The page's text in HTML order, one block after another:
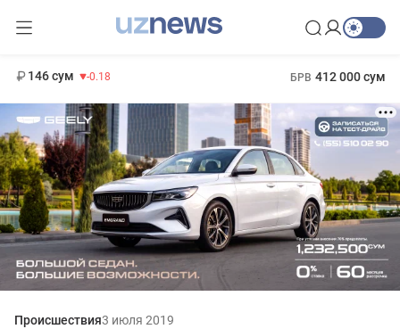
146 сум -0.18 БРВ 412 000 сум
Происшествия3 июля 2019